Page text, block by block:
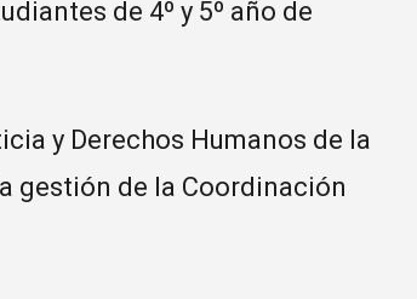
de 4º y 5º año de
y Derechos Humanos de la
gestión de la Coordinación